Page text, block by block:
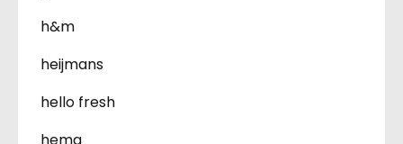
h&m
heijmans
hello fresh
hema